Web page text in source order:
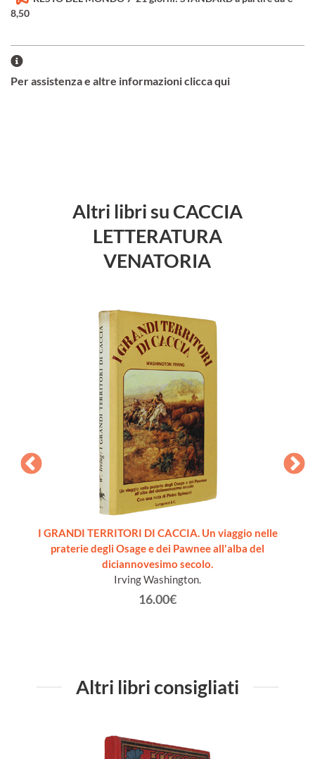
8,50
Per assistenza e altre informazioni clicca qui
Altri libri su CACCIA
LETTERATURA
VENATORIA
I GRANDI TERRITORI DI CACCIA. Un viaggio nelle
praterie degli Osage e dei Pawnee all'alba del
diciannovesimo secolo.
Irving Washington.
16.00€
Altri libri consigliati